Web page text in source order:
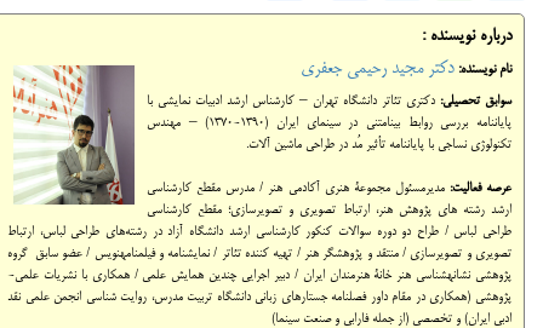
درباره نویسنده :
نام نویسنده: دکتر مجید رحیمی جعفری
سوابق تحصیلی: دکتری تئاتر دانشگاه تهران – کارشناس ارشد ادبیات نمایشی با
پایان‎نامه بررسی روابط بینامتنی در سینمای ایران (1390-1370) – مهندس
تکنولوژی نساجی با پایان‎نامه تأثیر مُد در طراحی ماشین آلات.
عرصه فعالیت:مدیرمسئول مجموعة هنری آکادمی هنر / مدرس مقطع کارشناسی
ارشد رشته های پژوهش هنر، ارتباط تصویری و تصویرسازی؛ مقطع کارشناسی
طراحی لباس / طراح دو دوره سوالات کنکور کارشناسی ارشد دانشگاه آزاد در رشته‌های طراحی لباس، ارتباط
تصویری و تصویرسازی / منتقد و پژوهشگر هنر / تهیه کننده تئاتر / نمایشنامه و فیلمنامه‎نویس / عضو سابق گروه
پژوهشی نشانه‎شناسی هنر خانة هنرمندان ایران / دبیر اجرایی چندین همایش‎ علمی / همکاری با نشریات علمی-
پژوهشی (همکاری در مقام داور فصلنامه جستارهای زبانی دانشگاه تربیت مدرس، روایت شناسی انجمن علمی نقد
ادبی ایران) و تخصصی (از جمله فارابی و صنعت سینما)